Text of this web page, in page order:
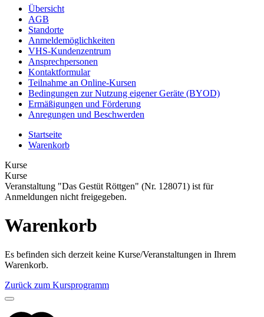
Übersicht
AGB
Standorte
Anmeldemöglichkeiten
VHS-Kundenzentrum
Ansprechpersonen
Kontaktformular
Teilnahme an Online-Kursen
Bedingungen zur Nutzung eigener Geräte (BYOD)
Ermäßigungen und Förderung
Anregungen und Beschwerden
Startseite
Warenkorb
Kurse
Kurse
Veranstaltung "Das Gestüt Röttgen" (Nr. 128071) ist für
Anmeldungen nicht freigegeben.
Warenkorb
Es befinden sich derzeit keine Kurse/Veranstaltungen in Ihrem
Warenkorb.
Zurück zum Kursprogramm